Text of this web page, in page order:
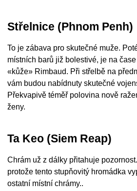
Střelnice (Phnom Penh)
To je zábava pro skutečné muže.
místních barů již bolestivé, je na
«kůže» Rimbaud. Při střelbě na
vám budou nabídnuty skutečné
Překvapivě téměř polovina nově
ženy.
Ta Keo (Siem Reap)
Chrám už z dálky přitahuje
protože tento stupňovitý hromádka
ostatní místní chrámy..